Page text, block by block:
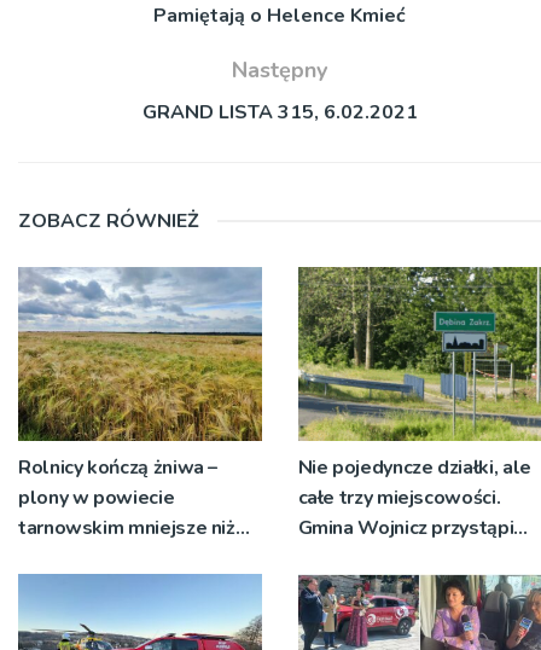
Pamiętają o Helence Kmieć
Następny
GRAND LISTA 315, 6.02.2021
ZOBACZ RÓWNIEŻ
Rolnicy kończą żniwa –
plony w powiecie
tarnowskim mniejsze niż
Nie pojedyncze działki, ale
całe trzy miejscowości.
Gmina Wojnicz przystąpi
planistycznych